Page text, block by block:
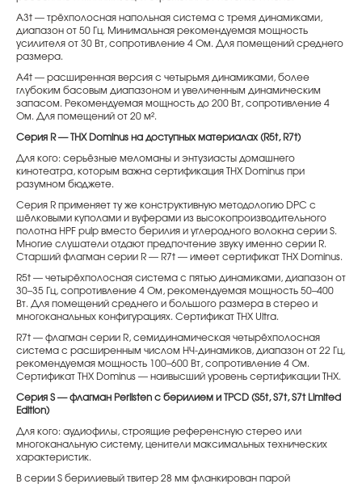
A3t — трёхполосная напольная система с тремя динамиками,
диапазон от 50 Гц. Минимальная рекомендуемая мощность
усилителя от 30 Вт, сопротивление 4 Ом. Для помещений среднего
размера.
A4t — расширенная версия с четырьмя динамиками, более
глубоким басовым диапазоном и увеличенным динамическим
запасом. Рекомендуемая мощность до 200 Вт, сопротивление 4
Ом. Для помещений от 20 м².
Серия R — THX Dominus на доступных материалах (R5t, R7t)
Для кого: серьёзные меломаны и энтузиасты домашнего
кинотеатра, которым важна сертификация THX Dominus при
разумном бюджете.
Серия R применяет ту же конструктивную методологию DPC с
шёлковыми куполами и вуферами из высокопроизводительного
полотна HPF pulp вместо берилия и углеродного волокна серии S.
Многие слушатели отдают предпочтение звуку именно серии R.
Старший флагман серии R — R7t — имеет сертификат THX Dominus.
R5t — четырёхполосная система с пятью динамиками, диапазон от
30–35 Гц, сопротивление 4 Ом, рекомендуемая мощность 50–400
Вт. Для помещений среднего и большого размера в стерео и
многоканальных конфигурациях. Сертификат THX Ultra.
R7t — флагман серии R, семидинамическая четырёхполосная
система с расширенным числом НЧ-динамиков, диапазон от 22 Гц,
рекомендуемая мощность 100–600 Вт, сопротивление 4 Ом.
Сертификат THX Dominus — наивысший уровень сертификации THX.
Серия S — флагман Perlisten с берилием и TPCD (S5t, S7t, S7t Limited
Edition)
Для кого: аудиофилы, строящие референсную стерео или
многоканальную систему, ценители максимальных технических
характеристик.
В серии S берилиевый твитер 28 мм фланкирован парой